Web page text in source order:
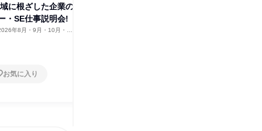
域に根ざした企業の
・SE仕事説明会!
年8月・9月・10月・11
お気に入り